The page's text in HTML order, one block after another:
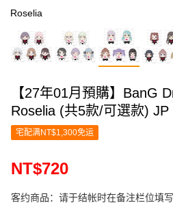
Roselia
【27年01月預購】BanG
Roselia (共5款/可選款) JP
宅配满NT$1,300免运
NT$720
客约商品：请于结帐时在备注栏位填